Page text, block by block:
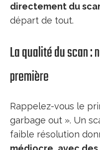
directement du
départ de tout.
La qualité du scan :
première
Rappelez-vous le
garbage out ». Un
faible résolution